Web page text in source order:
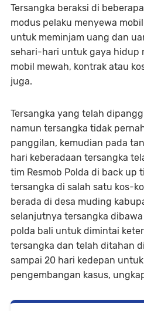
Tersangka beraksi di
modus pelaku menyewa
untuk meminjam uang dan
sehari-hari untuk gaya hidup
mobil mewah, kontrak atau
juga.
Tersangka yang telah
namun tersangka tidak
panggilan, kemudian pada
hari keberadaan tersangka
tim Resmob Polda di back up
tersangka di salah satu kos-
berada di desa muding
selanjutnya tersangka
polda bali untuk dimintai
tersangka dan telah ditahan
sampai 20 hari kedepan
pengembangan kasus,